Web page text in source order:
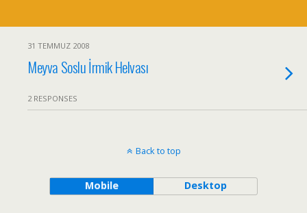
31 TEMMUZ 2008
Meyva Soslu İrmik Helvası
2 RESPONSES
Back to top
Mobile Desktop